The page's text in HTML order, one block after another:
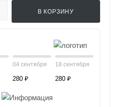
В КОРЗИНУ
04 сентября
280 ₽
18 сентября
280 ₽